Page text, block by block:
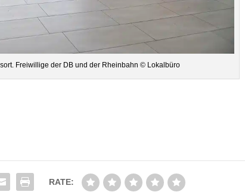
Frei­wil­lige der DB und der Rhein­bahn © Lokalbüro
RATE: